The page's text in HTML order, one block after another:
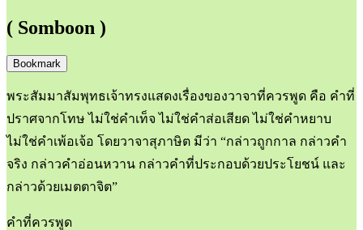
( Somboon )
Bookmark
พระสัมมาสัมพุทธเจ้าทรงแสดงเรื่องของวาจาที่ควรพูด คือ คำที่
ปราศจากโทษ ไม่ใช่คำเท็จ ไม่ใช่คำส่อเสียด ไม่ใช่คำหยาบ
ไม่ใช่คำเพ้อเจ้อ โดยวาจาสุภาษิต มีว่า “กล่าวถูกกาล กล่าวคำ
จริง กล่าวคำอ่อนหวาน กล่าวคำที่ประกอบด้วยประโยชน์ และ
กล่าวด้วยเมตตาจิต”
คำที่ควรพูด